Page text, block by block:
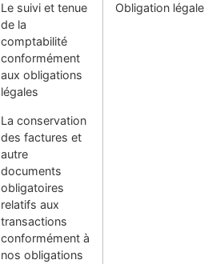
Le suivi et tenue
de la
comptabilité
conformément
aux obligations
légales
La conservation
des factures et
autre
documents
obligatoires
relatifs aux
transactions
conformément à
nos obligations
Obligation légale